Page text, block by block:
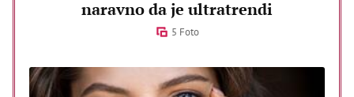
naravno da je ultratrendi
5 Foto